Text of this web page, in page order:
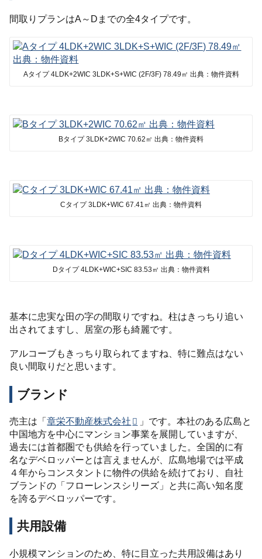
間取りプランはA～Dまでの全4タイプです。
Aタイプ 4LDK+2WIC 3LDK+S+WIC (2F/3F) 78.49㎡ 出典：物件資料
Bタイプ 3LDK+2WIC 70.62㎡ 出典：物件資料
Cタイプ 3LDK+WIC 67.41㎡ 出典：物件資料
Dタイプ 4LDK+WIC+SIC 83.53㎡ 出典：物件資料
基本に忠実な田の字の間取りですね。柱はきっちり追い
出されてますし、居室の形も綺麗です。
アルコーブもきっちり取られてますね、特に難点はない
良い間取りだと思います。
ブランド
売主は「章栄不動産株式会社
」です。本社のある広島と
中国地方を中心にマンション事業を展開していますが、
過去には首都圏でも供給を行っていました。全国的に有
名なデベロッパーとは言えませんが、広島地場では平成
４年からコンスタントに物件の供給を続けており、自社
ブランドの「フローレンスシリーズ」と共に高い知名度
を誇るデベロッパーです。
共用設備
小規模マンションのため、特に目立った共用設備はあり